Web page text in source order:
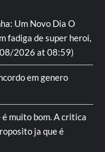
Um Novo Dia O
fadiga de super heroi,
2026 at 08:59)
em genero
muito bom. A critica
ja que é